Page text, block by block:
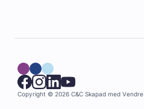
Copyright © 2026 C&C Skapad med Vendre